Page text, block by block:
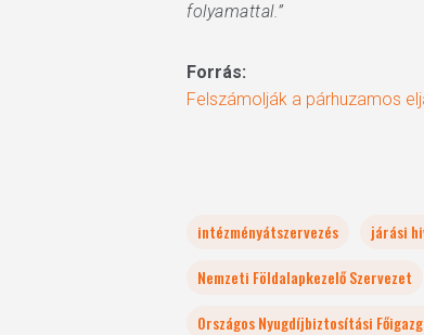
folyamattal.”
Forrás:
Felszámolják a párhuzamos
intézményátszervezés járási
Nemzeti Földalapkezelő Szervezet
Országos Nyugdíjbiztosítási